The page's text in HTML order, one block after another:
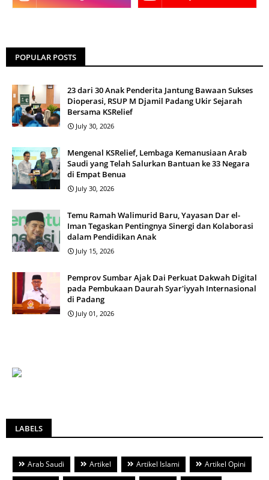
POPULAR POSTS
23 dari 30 Anak Penderita Jantung Bawaan Sukses
Dioperasi, RSUP M Djamil Padang Ukir Sejarah
Bersama KSRelief
July 30, 2026
Mengenal KSRelief, Lembaga Kemanusiaan Arab
Saudi yang Telah Salurkan Bantuan ke 33 Negara
di Empat Benua
July 30, 2026
Temu Ramah Walimurid Baru, Yayasan Dar el-
Iman Tegaskan Pentingnya Sinergi dan Kolaborasi
dalam Pendidikan Anak
July 15, 2026
Pemprov Sumbar Ajak Dai Perkuat Dakwah Digital
pada Pembukaan Daurah Syar'iyyah Internasional
di Padang
July 01, 2026
LABELS
Arab Saudi Artikel Artikel Islami
Artikel Opini